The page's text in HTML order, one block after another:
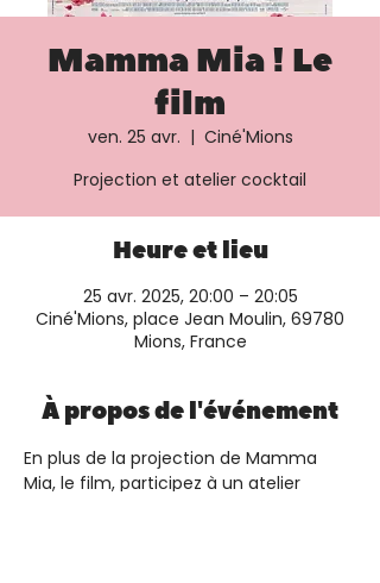
Mamma Mia ! Le
film
ven. 25 avr.
  |
Ciné'Mions
Projection et atelier cocktail
Heure et lieu
25 avr. 2025, 20:00 – 20:05
Ciné'Mions, place Jean Moulin, 69780
Mions, France
À propos de l'événement
En plus de la projection de Mamma
Mia, le film, participez à un atelier